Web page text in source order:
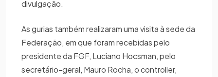
divulgação.
As gurias também realizaram uma visita à sede da
Federação, em que foram recebidas pelo
presidente da FGF, Luciano Hocsman, pelo
secretário-geral, Mauro Rocha, o controller,